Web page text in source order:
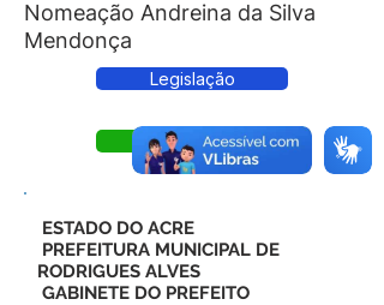
Nomeação Andreina da Silva
Mendonça
Legislação
Decreto
ESTADO DO ACRE
PREFEITURA MUNICIPAL DE
RODRIGUES ALVES
GABINETE DO PREFEITO